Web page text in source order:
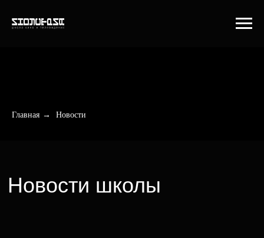
Главная → Новости
Главное о том, что происходит